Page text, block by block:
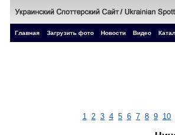
Главная Загрузить фото Новости Видео
1 2 3 4 5 6 7 8 9 10